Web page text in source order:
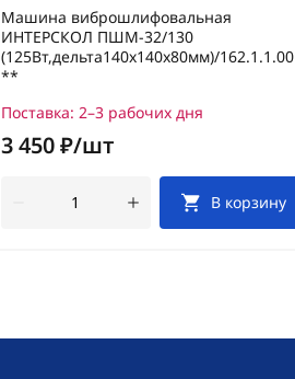
Машина виброшлифовальная
ИНТЕРСКОЛ ПШМ-32/130
(125Вт,дельта140х140х80мм)/162.1.1.00
**
Поставка: 2–3 рабочих дня
3 450 ₽/шт
В корзину